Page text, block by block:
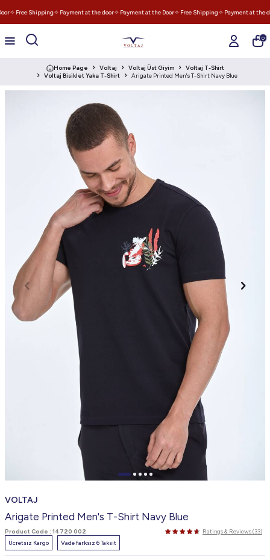
✧ Free Shipping✧ Payment at the door✧ Payment at the Door✧ Free Shipping✧ Payment at the
0
Home Page Voltaj Voltaj Üst Giyim
Voltaj T-Shirt
Voltaj Bisiklet Yaka T-Shirt
Arigate Printed Men's T-Shirt Navy Blue
VOLTAJ
Arigate Printed Men's T-Shirt Navy Blue
Product Code : 14720 002
Ratings & Reviews (33)
Ücretsiz Kargo
Vade farksız 6 Taksit